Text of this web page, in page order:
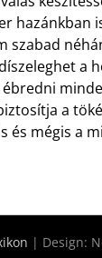
hazánkban
szabad
a
a
és mégis a
| Design: